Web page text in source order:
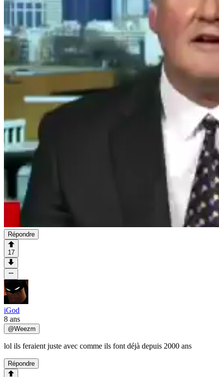
Répondre
17
iGod
8 ans
@Weezm
lol ils feraient juste avec comme ils font déjà depuis 2000 ans
Répondre